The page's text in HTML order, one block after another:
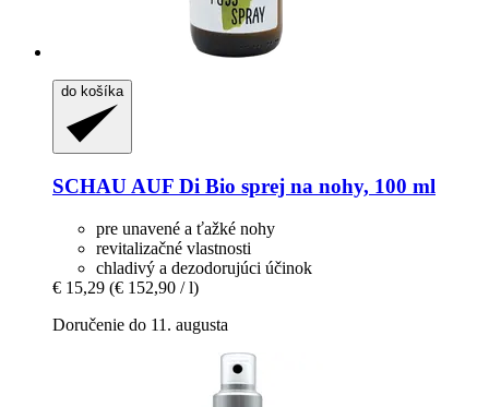
do košíka
SCHAU AUF Di Bio sprej na nohy, 100 ml
pre unavené a ťažké nohy
revitalizačné vlastnosti
chladivý a dezodorujúci účinok
€ 15,29 (€ 152,90 / l)
Doručenie do 11. augusta